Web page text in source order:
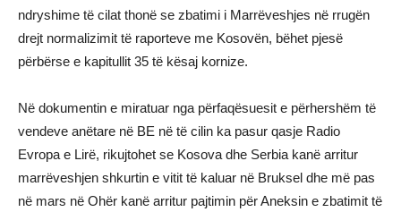
ndryshime të cilat thonë se zbatimi i Marrëveshjes në rrugën
drejt normalizimit të raporteve me Kosovën, bëhet pjesë
përbërse e kapitullit 35 të kësaj kornize.
Në dokumentin e miratuar nga përfaqësuesit e përhershëm të
vendeve anëtare në BE në të cilin ka pasur qasje Radio
Evropa e Lirë, rikujtohet se Kosova dhe Serbia kanë arritur
marrëveshjen shkurtin e vitit të kaluar në Bruksel dhe më pas
në mars në Ohër kanë arritur pajtimin për Aneksin e zbatimit të